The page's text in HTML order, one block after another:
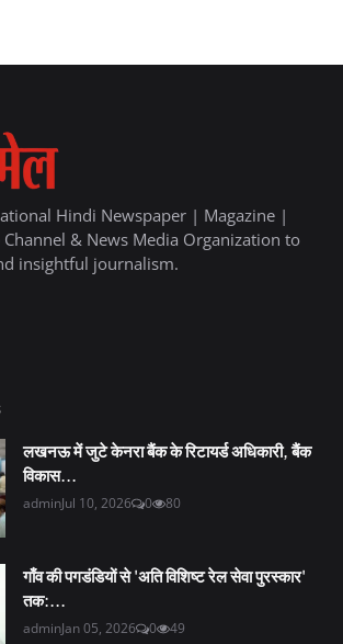
Hindi Newspaper | Magazine |
& News Media Organization to
insightful journalism.
लखनऊ में जुटे केनरा बैंक के रिटायर्ड अधिकारी, बैंक
विकास...
adminJul 10, 2026 0 80
गाँव की पगडंडियों से 'अति विशिष्ट रेल सेवा पुरस्कार'
तक:...
adminJan 05, 2026 0 49